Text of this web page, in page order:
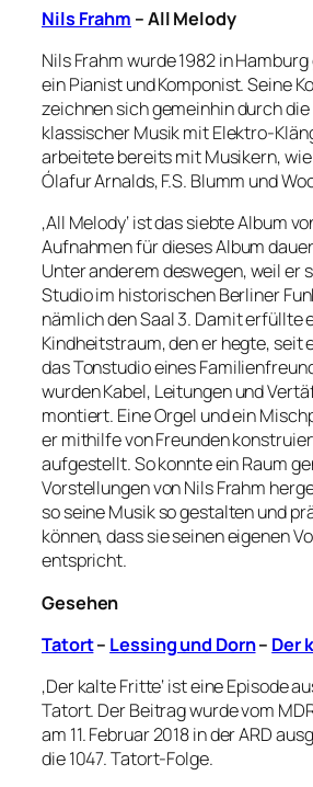
Nils Frahm – All Melody
Nils Frahm wurde 1982 in
ein Pianist und Komponist. Seine
zeichnen sich gemeinhin durch
klassischer Musik mit Elektro-
arbeitete bereits mit Musikern, wie
Ólafur Arnalds, F.S. Blumm und
‚All Melody‘ ist das siebte Album
Aufnahmen für dieses Album
Unter anderem deswegen, weil er
Studio im historischen Berliner
nämlich den Saal 3. Damit erfüllte
Kindheitstraum, den er hegte, seit
das Tonstudio eines
wurden Kabel, Leitungen und
montiert. Eine Orgel und ein
er mithilfe von Freunden
aufgestellt. So konnte ein Raum
Vorstellungen von Nils Frahm
so seine Musik so gestalten und
können, dass sie seinen eigenen
entspricht.
Gesehen
Tatort– Lessing und Dorn– Der
‚Der kalte Fritte‘ ist eine Episode
Tatort. Der Beitrag wurde vom
am 11. Februar 2018 in der ARD
die 1047. Tatort-Folge.